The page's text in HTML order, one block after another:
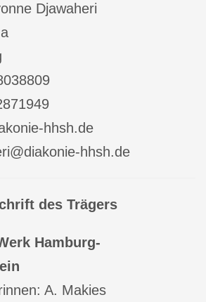
Djawaheri
hhsh.de
hhsh.de
des Trägers
Hamburg-
A. Makies